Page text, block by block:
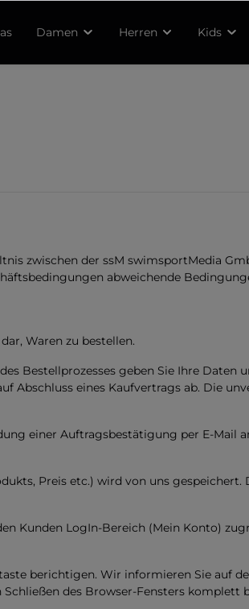
Damen Herren Kids
zwischen der ssM swimsportMedia
abweichende
Waren zu bestellen.
Bestellprozesses geben Sie Ihre
Abschluss eines Kaufvertrags ab. Die
einer Auftragsbestätigung per E-Mail
Preis etc.) wird von uns gespeichert.
Kunden LogIn-Bereich (Mein Konto)
berichtigen. Wir informieren Sie auf
des Browser-Fensters komplett